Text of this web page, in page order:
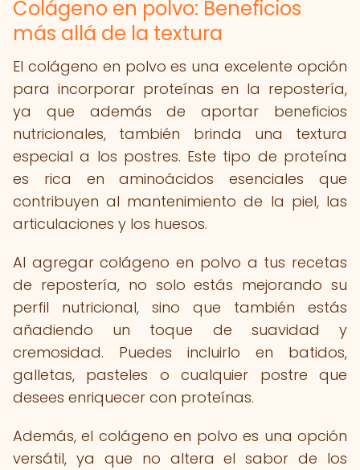
Colágeno en polvo: Beneficios
más allá de la textura
El colágeno en polvo es una excelente opción
para incorporar proteínas en la repostería,
ya que además de aportar beneficios
nutricionales, también brinda una textura
especial a los postres. Este tipo de proteína
es rica en aminoácidos esenciales que
contribuyen al mantenimiento de la piel, las
articulaciones y los huesos.
Al agregar colágeno en polvo a tus recetas
de repostería, no solo estás mejorando su
perfil nutricional, sino que también estás
añadiendo un toque de suavidad y
cremosidad. Puedes incluirlo en batidos,
galletas, pasteles o cualquier postre que
desees enriquecer con proteínas.
Además, el colágeno en polvo es una opción
versátil, ya que no altera el sabor de los